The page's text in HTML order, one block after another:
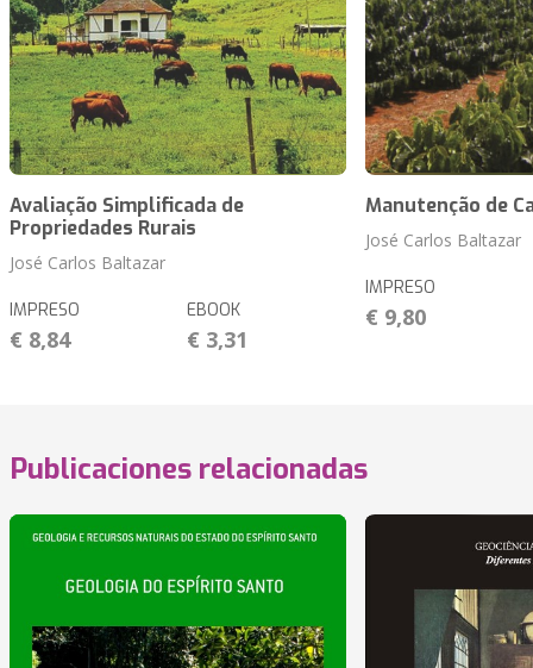
Avaliação Simplificada de
Propriedades Rurais
José Carlos Baltazar
IMPRESO
€ 8,84
EBOOK
€ 3,31
Manutenção de
José Carlos Baltazar
IMPRESO
€ 9,80
Publicaciones relacionadas